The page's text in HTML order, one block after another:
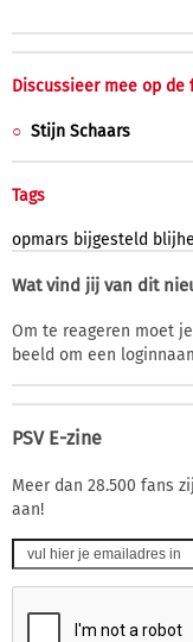
Discussieer mee op de
Stijn Schaars
Tags
opmars bijgesteld
Wat vind jij van dit
Om te reageren moet
beeld om een
PSV E-zine
Meer dan 28.500 fans
aan!